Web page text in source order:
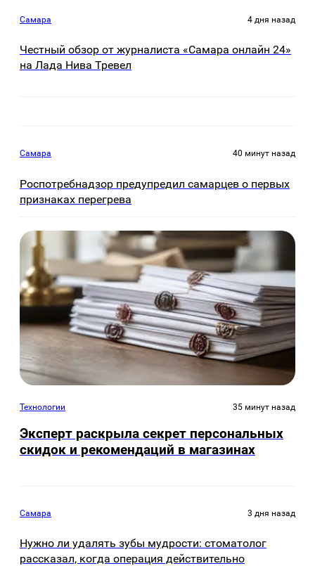
Самара 4 дня назад
Честный обзор от журналиста «Самара онлайн 24»
на Лада Нива Тревел
Самара 40 минут назад
Роспотребнадзор предупредил самарцев о первых
признаках перегрева
Технологии 35 минут назад
Эксперт раскрыла секрет персональных
скидок и рекомендаций в магазинах
Самара 3 дня назад
Нужно ли удалять зубы мудрости: стоматолог
рассказал, когда операция действительно